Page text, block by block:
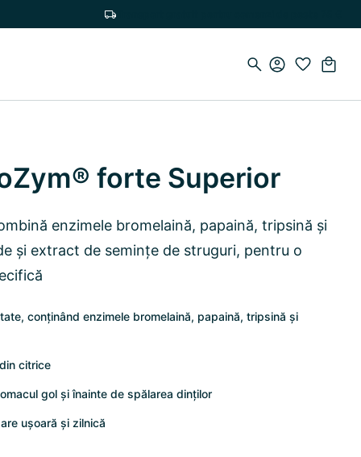
forte Superior
enzimele bromelaină, papaină, tripsină și
și extract de semințe de struguri, pentru o
conținând enzimele bromelaină, papaină, tripsină și
citrice
gol și înainte de spălarea dinților
ușoară și zilnică